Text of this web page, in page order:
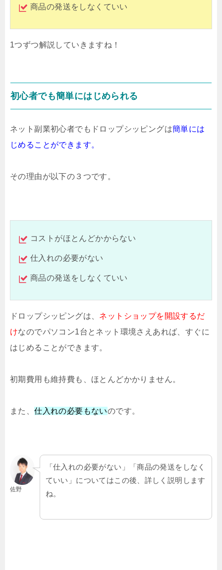
商品の発送をしなくていい
1つずつ解説していきますね！
初心者でも簡単にはじめられる
ネット副業初心者でも ドロップシッピングは簡単には
じめることができます。
その理由が以下の３つです。
コストがほとんどかからない
仕入れの必要がない
商品の発送をしなくていい
ドロップシッピングは、 ネットショップを開設するだ
けなのでパソコン1台とネット環境さえあれば、 すぐに
はじめることができます。
初期費用も維持費も、ほとんどかかりません。
また、仕入れの必要もないのです。
佐野
「仕入れの必要がない」「商品の発送をしなく
ていい」についてはこの後、詳しく説明します
ね。